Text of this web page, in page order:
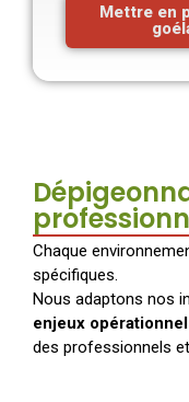
Mettre en
Chaque
spécifiques.
Nous adaptons nos
enjeux
des professionnels